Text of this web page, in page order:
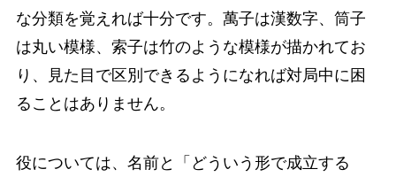
な分類を覚えれば十分です。萬子は漢数字、筒子
は丸い模様、索子は竹のような模様が描かれてお
り、見た目で区別できるようになれば対局中に困
ることはありません。
役については、名前と「どういう形で成立する